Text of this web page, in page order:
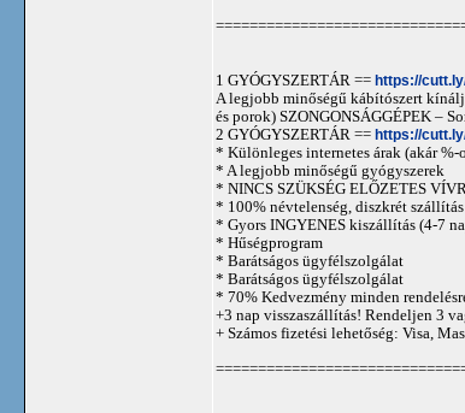
1 GYÓGYSZERTÁR == https://
A legjobb minőségű kábítószert
és porok) SZONGONSÁGGÉPEK –
2 GYÓGYSZERTÁR == https://
* Különleges internetes árak (akár
* A legjobb minőségű gyógyszerek
* NINCS SZÜKSÉG ELŐZETES
* 100% névtelenség, diszkrét szállítás
* Gyors INGYENES kiszállítás (4-7
* Hűségprogram
* Barátságos ügyfélszolgálat
* Barátságos ügyfélszolgálat
* 70% Kedvezmény minden
+3 nap visszaszállítás! Rendeljen 3
+ Számos fizetési lehetőség: Visa,